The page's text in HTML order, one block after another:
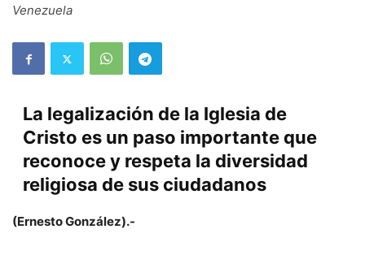
Venezuela
La legalización de la Iglesia de
Cristo es un paso importante que
reconoce y respeta la diversidad
religiosa de sus ciudadanos
(Ernesto González).-